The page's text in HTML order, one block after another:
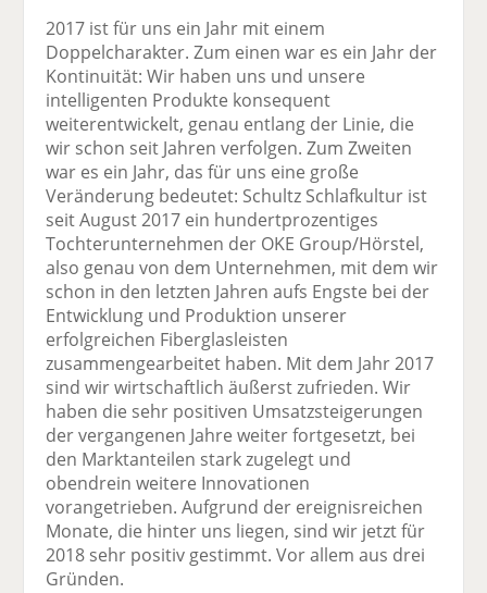
2017 ist für uns ein Jahr mit einem
Doppelcharakter. Zum einen war es ein Jahr der
Kontinuität: Wir haben uns und unsere
intelligenten Produkte konsequent
weiterentwickelt, genau entlang der Linie, die
wir schon seit Jahren verfolgen. Zum Zweiten
war es ein Jahr, das für uns eine große
Veränderung bedeutet: Schultz Schlafkultur ist
seit August 2017 ein hundertprozentiges
Tochterunternehmen der OKE Group/Hörstel,
also genau von dem Unternehmen, mit dem wir
schon in den letzten Jahren aufs Engste bei der
Entwicklung und Produktion unserer
erfolgreichen Fiberglasleisten
zusammengearbeitet haben. Mit dem Jahr 2017
sind wir wirtschaftlich äußerst zufrieden. Wir
haben die sehr positiven Umsatzsteigerungen
der vergangenen Jahre weiter fortgesetzt, bei
den Marktanteilen stark zugelegt und
obendrein weitere Innovationen
vorangetrieben. Aufgrund der ereignisreichen
Monate, die hinter uns liegen, sind wir jetzt für
2018 sehr positiv gestimmt. Vor allem aus drei
Gründen.